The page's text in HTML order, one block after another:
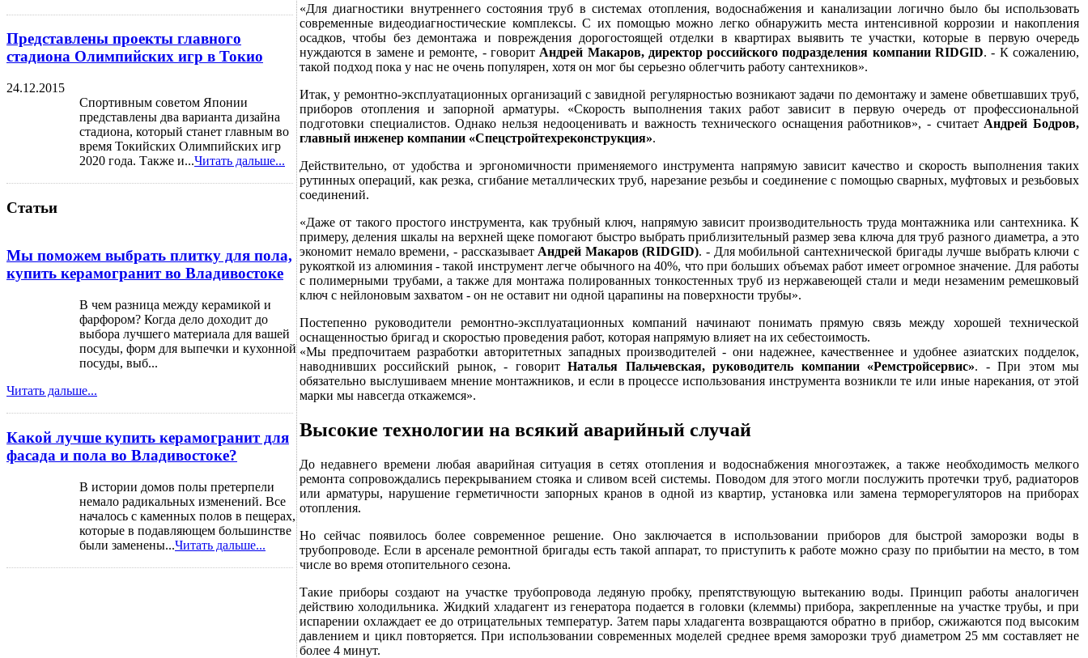
Представлены проекты главного
стадиона Олимпийских игр в Токио
24.12.2015
Спортивным советом Японии
представлены два варианта дизайна
стадиона, который станет главным во
время Токийских Олимпийских игр
2020 года. Также и...Читать дальше...
Статьи
Мы поможем выбрать плитку для пола,
купить керамогранит во Владивостоке
В чем разница между керамикой и
фарфором? Когда дело доходит до
выбора лучшего материала для вашей
посуды, форм для выпечки и кухонной
посуды, выб...
Читать дальше...
Какой лучше купить керамогранит для
фасада и пола во Владивостоке?
В истории домов полы претерпели
немало радикальных изменений. Все
началось с каменных полов в пещерах,
которые в подавляющем большинстве
были заменены...Читать дальше...
«Для диагностики внутреннего состояния труб в системах отопления, водоснабжения и канализации логично было бы использовать
современные видеодиагностические комплексы. С их помощью можно легко обнаружить места интенсивной коррозии и накопления
осадков, чтобы без демонтажа и повреждения дорогостоящей отделки в квартирах выявить те участки, которые в первую очередь
нуждаются в замене и ремонте, - говорит Андрей Макаров, директор российского подразделения компании RIDGID. - К сожалению,
такой подход пока у нас не очень популярен, хотя он мог бы серьезно облегчить работу сантехников».
Итак, у ремонтно-эксплуатационных организаций с завидной регулярностью возникают задачи по демонтажу и замене обветшавших труб,
приборов отопления и запорной арматуры. «Скорость выполнения таких работ зависит в первую очередь от профессиональной
подготовки специалистов. Однако нельзя недооценивать и важность технического оснащения работников», - считает Андрей Бодров,
главный инженер компании «Спецстройтехреконструкция».
Действительно, от удобства и эргономичности применяемого инструмента напрямую зависит качество и скорость выполнения таких
рутинных операций, как резка, сгибание металлических труб, нарезание резьбы и соединение с помощью сварных, муфтовых и резьбовых
соединений.
«Даже от такого простого инструмента, как трубный ключ, напрямую зависит производительность труда монтажника или сантехника. К
примеру, деления шкалы на верхней щеке помогают быстро выбрать приблизительный размер зева ключа для труб разного диаметра, а это
экономит немало времени, - рассказывает Андрей Макаров (RIDGID). - Для мобильной сантехнической бригады лучше выбрать ключи с
рукояткой из алюминия - такой инструмент легче обычного на 40%, что при больших объемах работ имеет огромное значение. Для работы
с полимерными трубами, а также для монтажа полированных тонкостенных труб из нержавеющей стали и меди незаменим ремешковый
ключ с нейлоновым захватом - он не оставит ни одной царапины на поверхности трубы».
Постепенно руководители ремонтно-эксплуатационных компаний начинают понимать прямую связь между хорошей технической
оснащенностью бригад и скоростью проведения работ, которая напрямую влияет на их себестоимость.
«Мы предпочитаем разработки авторитетных западных производителей - они надежнее, качественнее и удобнее азиатских подделок,
наводнивших российский рынок, - говоритНаталья Пальчевская, руководитель компании «Ремстройсервис». - При этом мы
обязательно выслушиваем мнение монтажников, и если в процессе использования инструмента возникли те или иные нарекания, от этой
марки мы навсегда откажемся».
Высокие технологии на всякий аварийный случай
До недавнего времени любая аварийная ситуация в сетях отопления и водоснабжения многоэтажек, а также необходимость мелкого
ремонта сопровождались перекрыванием стояка и сливом всей системы. Поводом для этого могли послужить протечки труб, радиаторов
или арматуры, нарушение герметичности запорных кранов в одной из квартир, установка или замена терморегуляторов на приборах
отопления.
Но сейчас появилось более современное решение. Оно заключается в использовании приборов для быстрой заморозки воды в
трубопроводе. Если в арсенале ремонтной бригады есть такой аппарат, то приступить к работе можно сразу по прибытии на место, в том
числе во время отопительного сезона.
Такие приборы создают на участке трубопровода ледяную пробку, препятствующую вытеканию воды. Принцип работы аналогичен
действию холодильника. Жидкий хладагент из генератора подается в головки (клеммы) прибора, закрепленные на участке трубы, и при
испарении охлаждает ее до отрицательных температур. Затем пары хладагента возвращаются обратно в прибор, сжижаются под высоким
давлением и цикл повторяется. При использовании современных моделей среднее время заморозки труб диаметром 25 мм составляет не
более 4 минут.